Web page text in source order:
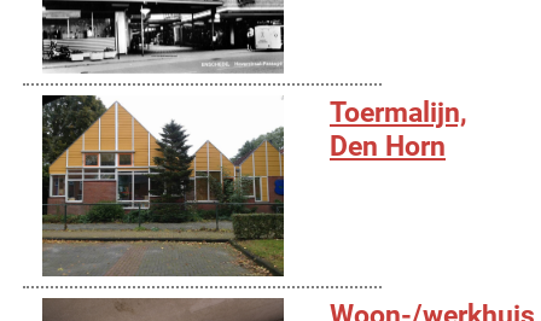
Toermalijn,
Den Horn